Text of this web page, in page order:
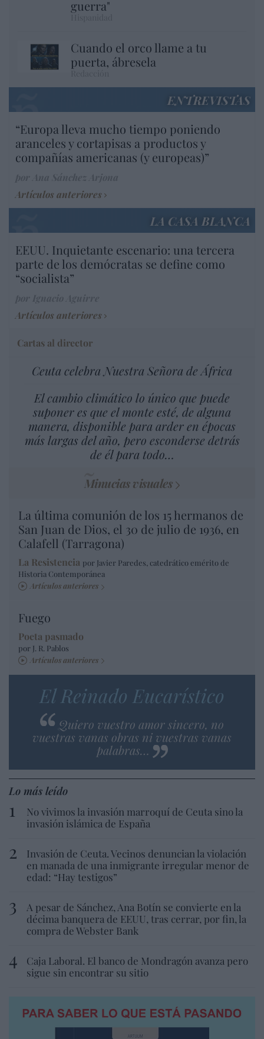
guerra"
Cuando el orco llame a tu
puerta, ábresela
ENTREVISTAS
“Europa lleva mucho tiempo poniendo
aranceles y cortapisas a productos y
compañías americanas (y europeas)”
Artículos anteriores
LA CASA BLANCA
EEUU. Inquietante escenario: una tercera
parte de los demócratas se define como
“socialista”
Artículos anteriores
Cartas al director
Ceuta celebra Nuestra Señora de África
El cambio climático lo único que puede
suponer es que el monte esté, de alguna
manera, disponible para arder en épocas
más largas del año, pero esconderse detrás
de él para todo…
Minucias visuales
La última comunión de los 15 hermanos de
San Juan de Dios, el 30 de julio de 1936, en
Calafell (Tarragona)
La Resistencia por Javier Paredes, catedrático emérito de
Historia Contemporánea
Artículos anteriores
Fuego
Poeta pasmado
por J. R. Pablos
Artículos anteriores
El Reinado Eucarístico
Quiero vuestro amor sincero, no
vuestras vanas obras ni vuestras vanas
palabras…
Lo más leído
No vivimos la invasión marroquí de Ceuta sino la
invasión islámica de España
Invasión de Ceuta. Vecinos denuncian la violación
en manada de una inmigrante irregular menor de
edad: “Hay testigos”
A pesar de Sánchez, Ana Botín se convierte en la
décima banquera de EEUU, tras cerrar, por fin, la
compra de Webster Bank
Caja Laboral. El banco de Mondragón avanza pero
sigue sin encontrar su sitio